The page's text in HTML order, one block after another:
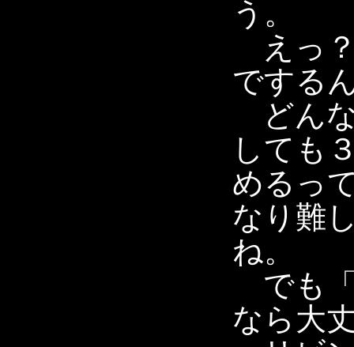
う。
えっ
でする
どん
しても
めるっ
なり難
ね。
でも
なら大